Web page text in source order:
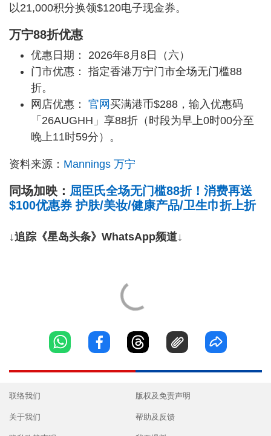
以21,000积分换领$120电子现金券。
万宁88折优惠
优惠日期： 2026年8月8日（六）
门市优惠： 指定香港万宁门市全场无门槛88
折。
网店优惠： 官网 买满港币$288，输入优惠码
「26AUGHH」享88折（时段为早上0时00分至
晚上11时59分）。
资料来源： Mannings 万宁
同场加映： 屈臣氏全场无门槛88折！消费再送
$100优惠券 护肤/美妆/健康产品/卫生巾折上折
↓追踪《星岛头条》WhatsApp频道↓
联络我们
关于我们
版权及免责声明
帮助及反馈